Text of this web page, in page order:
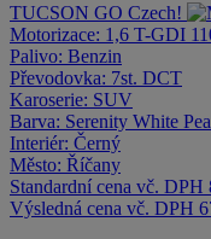
TUCSON GO Czech!
Motorizace: 1,6 T-GDI
Palivo: Benzin
Převodovka: 7st. DCT
Karoserie: SUV
Barva: Serenity White
Interiér: Černý
Město: Říčany
Standardní cena vč. DPH
Výsledná cena vč. DPH